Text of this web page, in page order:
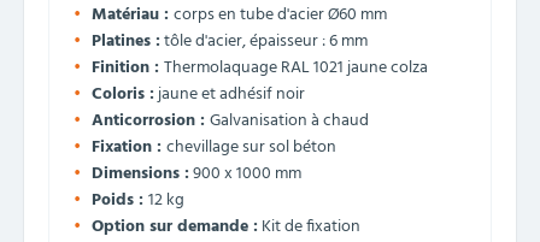
Matériau : corps en tube d'acier Ø60 mm
Platines :tôle d'acier, épaisseur : 6 mm
Finition : Thermolaquage RAL 1021 jaune colza
Coloris :jaune et adhésif noir
Anticorrosion : Galvanisation à chaud
Fixation : chevillage sur sol béton
Dimensions :900 x 1000 mm
Poids : 12 kg
Option sur demande : Kit de fixation